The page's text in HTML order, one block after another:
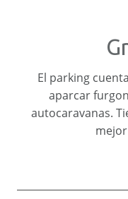
El parking
aparcar
autocaravanas.